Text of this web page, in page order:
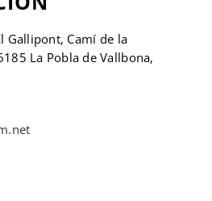
Gallipont, Camí de la
La Pobla de Vallbona,